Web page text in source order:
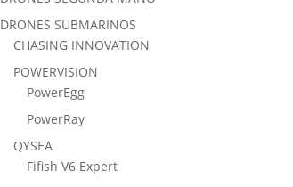
DRONES SUBMARINOS
CHASING INNOVATION
POWERVISION
PowerEgg
PowerRay
QYSEA
Fifish V6 Expert